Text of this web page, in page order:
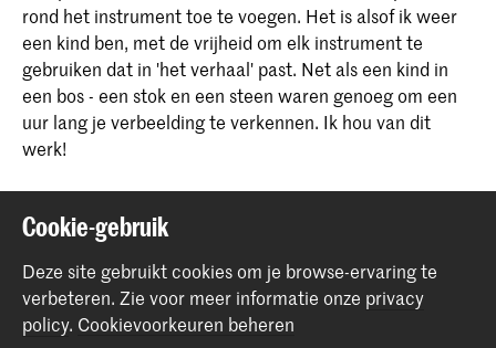
rond het instrument toe te voegen. Het is alsof ik weer
een kind ben, met de vrijheid om elk instrument te
gebruiken dat in 'het verhaal' past. Net als een kind in
een bos - een stok en een steen waren genoeg om een
uur lang je verbeelding te verkennen. Ik hou van dit
werk!
Deel dit item
Cookie-gebruik
Deze site gebruikt cookies om je browse-ervaring te
verbeteren. Zie voor meer informatie onze privacy
policy. Cookievoorkeuren beheren